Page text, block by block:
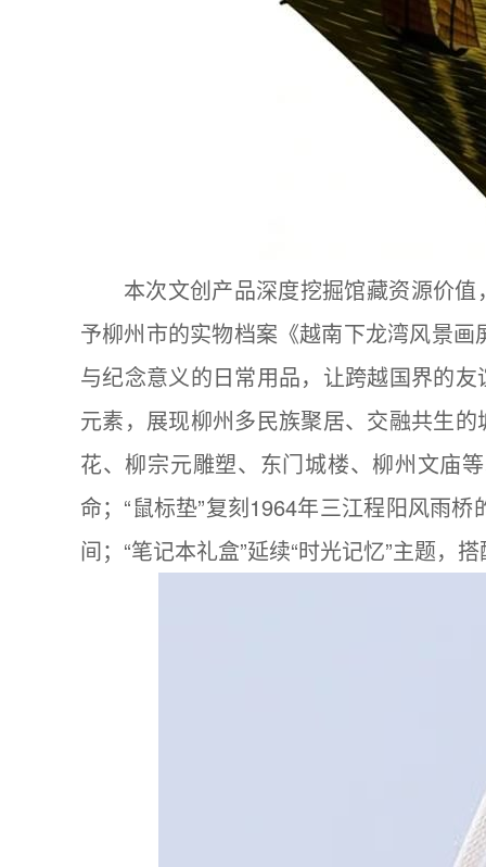
本次文创产品深度挖掘馆藏资源价
予柳州市的实物档案《越南下龙湾风景
与纪念意义的日常用品，让跨越国界的
元素，展现柳州多民族聚居、交融共生
花、柳宗元雕塑、东门城楼、柳州文庙
命；“鼠标垫”复刻1964年三江程阳风雨
间；“笔记本礼盒”延续“时光记忆”主题，